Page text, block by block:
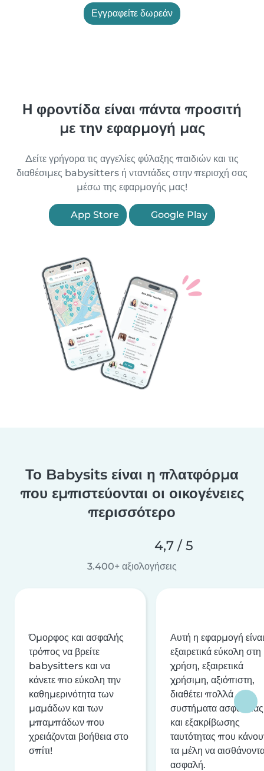
Εγγραφείτε δωρεάν
Η φροντίδα είναι πάντα προσιτή
με την εφαρμογή μας
Δείτε γρήγορα τις αγγελίες φύλαξης παιδιών και τις
διαθέσιμες babysitters ή νταντάδες στην περιοχή σας
μέσω της εφαρμογής μας!
App Store Google Play
Το Babysits είναι η πλατφόρμα
που εμπιστεύονται οι οικογένειες
περισσότερο
4,7 / 5
3.400+ αξιολογήσεις
Όμορφος και ασφαλής
τρόπος να βρείτε
babysitters και να
κάνετε πιο εύκολη την
καθημερινότητα των
μαμάδων και των
μπαμπάδων που
χρειάζονται βοήθεια στο
σπίτι!
Αυτή η εφαρμογή είναι
εξαιρετικά εύκολη στη
χρήση, εξαιρετικά
χρήσιμη, αξιόπιστη,
διαθέτει πολλά
συστήματα ασφαλείας
και εξακρίβωσης
ταυτότητας που
τα μέλη να
ασφαλή.